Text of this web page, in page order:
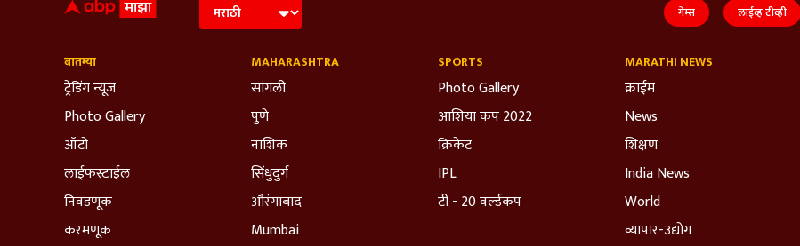
गेम्स लाईव्ह टीव्ही
बातम्या
ट्रेडिंग न्यूज
Photo Gallery
ऑटो
लाईफस्टाईल
निवडणूक
करमणूक
MAHARASHTRA
सांगली
पुणे
नाशिक
सिंधुदुर्ग
औरंगाबाद
Mumbai
SPORTS
Photo Gallery
आशिया कप 2022
क्रिकेट
IPL
टी - 20 वर्ल्डकप
MARATHI NEWS
क्राईम
News
शिक्षण
India News
World
व्यापार-उद्योग